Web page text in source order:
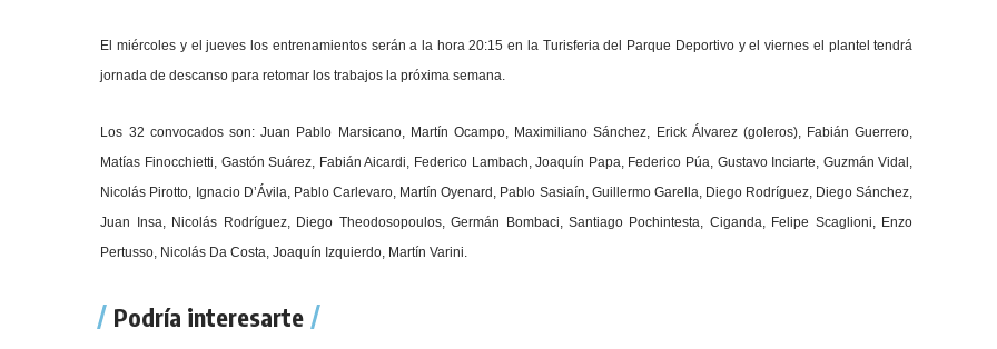
El miércoles y el jueves los entrenamientos serán a la hora 20:15 en la Turisferia del Parque Deportivo y el viernes el plantel tendrá
jornada de descanso para retomar los trabajos la próxima semana.
Los 32 convocados son: Juan Pablo Marsicano, Martín Ocampo, Maximiliano Sánchez, Erick Álvarez (goleros), Fabián Guerrero,
Matías Finocchietti, Gastón Suárez, Fabián Aicardi, Federico Lambach, Joaquín Papa, Federico Púa, Gustavo Inciarte, Guzmán Vidal,
Nicolás Pirotto, Ignacio D’Ávila, Pablo Carlevaro, Martín Oyenard, Pablo Sasiaín, Guillermo Garella, Diego Rodríguez, Diego Sánchez,
Juan Insa, Nicolás Rodríguez, Diego Theodosopoulos, Germán Bombaci, Santiago Pochintesta, Ciganda, Felipe Scaglioni, Enzo
Pertusso, Nicolás Da Costa, Joaquín Izquierdo, Martín Varini.
Podría interesarte